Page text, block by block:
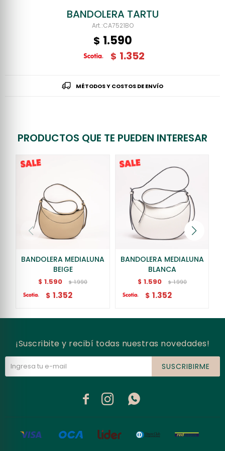
BANDOLERA TARTU
CA7521BO
$ 1.590
$ 1.352
MÉTODOS Y COSTOS DE ENVÍO
PRODUCTOS QUE TE PUEDEN INTERESAR
BANDOLERA MEDIALUNA
BEIGE
$ 1.590 $ 1.990
$ 1.352
BANDOLERA MEDIALUNA
BLANCA
$ 1.590 $ 1.990
$ 1.352
¡Suscribite y recibí todas nuestras novedades!
SUSCRIBIRME
  